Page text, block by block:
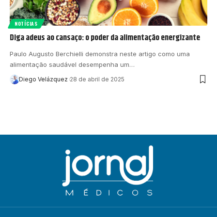
NOTÍCIAS
Diga adeus ao cansaço: o poder da alimentação energizante
Paulo Augusto Berchielli demonstra neste artigo como uma
alimentação saudável desempenha um…
Diego Velázquez 28 de abril de 2025